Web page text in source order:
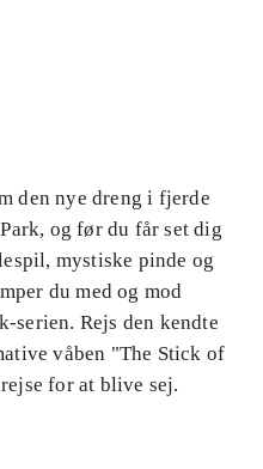
den nye dreng i fjerde
og før du får set dig
mystiske pinde og
du med og mod
serien. Rejs den kendte
våben "The Stick of
for at blive sej.